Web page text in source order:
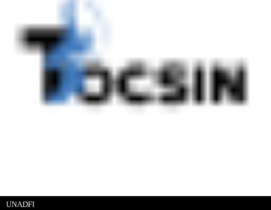
UNADFI